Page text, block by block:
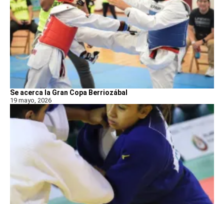
Se acerca la Gran Copa Berriozábal
19 mayo, 2026